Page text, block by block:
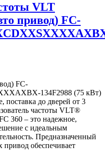
VLT
привод) FC-
FC-
134F2988 (75 кВт)
поставка до дверей от 3
частоты VLT®
360 – это надежное,
с идеальным
Предназначенный
привод обеспечивает